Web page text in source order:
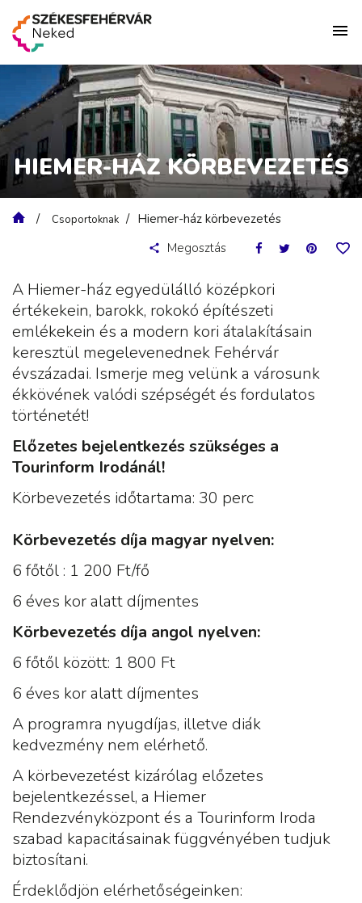
HIEMER-HÁZ KÖRBEVEZETÉS
Csoportoknak
Hiemer-ház körbevezetés
Megosztás
A Hiemer-ház egyedülálló középkori
értékekein, barokk, rokokó építészeti
emlékekein és a modern kori átalakításain
keresztül megelevenednek Fehérvár
évszázadai. Ismerje meg velünk a városunk
ékkövének valódi szépségét és fordulatos
történetét!
Előzetes bejelentkezés szükséges a
Tourinform Irodánál!
Körbevezetés időtartama: 30 perc
Körbevezetés díja magyar nyelven:
6 főtől : 1 200 Ft/fő
6 éves kor alatt díjmentes
Körbevezetés díja angol nyelven:
6 főtől között: 1 800 Ft
6 éves kor alatt díjmentes
A programra nyugdíjas, illetve diák
kedvezmény nem elérhető.
A körbevezetést kizárólag előzetes
bejelentkezéssel, a Hiemer
Rendezvényközpont és a Tourinform Iroda
szabad kapacitásainak függvényében tudjuk
biztosítani.
Érdeklődjön elérhetőségeinken: